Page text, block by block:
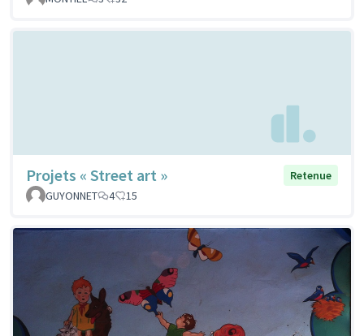
Projets « Street art »
Retenue
GUYONNET
4 15